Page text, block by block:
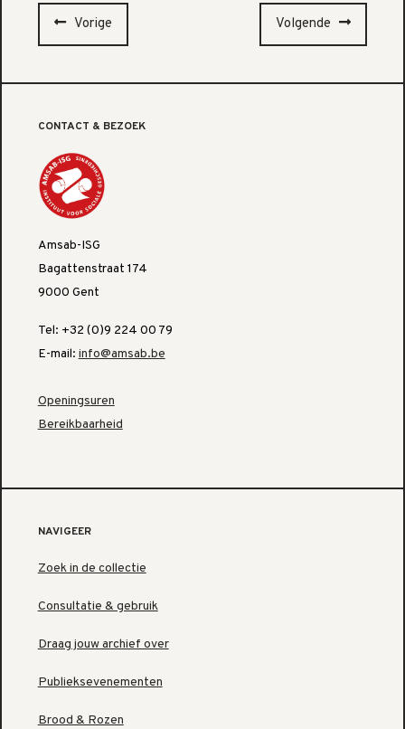
Vorige Volgende
CONTACT & BEZOEK
Amsab-ISG
Bagattenstraat 174
9000 Gent
Tel: +32 (0)9 224 00 79
E-mail: info@amsab.be
Openingsuren
Bereikbaarheid
NAVIGEER
Zoek in de collectie
Consultatie & gebruik
Draag jouw archief over
Publieksevenementen
Brood & Rozen